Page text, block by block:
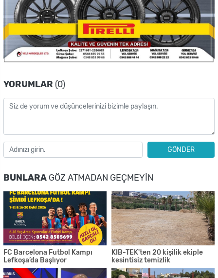
YORUMLAR (0)
GÖNDER
BUNLARA GÖZ ATMADAN GEÇMEYIN
FC Barcelona Futbol Kampı
Lefkoşa’da Başlıyor
KIB-TEK'ten 20 kişilik ekiple
kesintisiz temizlik